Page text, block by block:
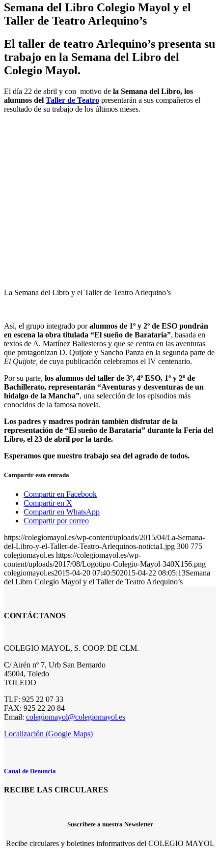
Semana del Libro Colegio Mayol y el
Taller de Teatro Arlequino’s
El taller de teatro Arlequino’s presenta su
trabajo en la Semana del Libro del
Colegio Mayol.
El día 22 de abril y con motivo de la Semana del Libro, los
alumnos del Taller de Teatro presentarán a sus compañeros el
resultado de su trabajo de los últimos meses.
La Semana del Libro y el Taller de Teatro Arlequino’s
Así, el grupo integrado poralumnos de 1º y 2º de ESO pondrán
en escena la obra titulada “El sueño de Barataria”, basada en
textos de A. Martínez Ballesteros y que se centra en las aventuras
que protagonizan D. Quijote y Sancho Panza en la segunda parte de
El Quijote, de cuya publicación celebramos el IV centenario.
Por su parte, los alumnos del taller de 3º, 4º ESO, 1º y 2º de
Bachillerato, representarán “Aventuras y desventuras de un
hidalgo de la Mancha”, una selección de los episodios más
conocidos de la famosa novela.
Los padres y madres podrán también disfrutar de la
representación de “El sueño de Barataria” durante la Feria del
Libro, el 23 de abril por la tarde.
Esperamos que nuestro trabajo sea del agrado de todos.
Compartir esta entrada
Compartir en Facebook
Compartir en X
Compartir en WhatsApp
Compartir por correo
https://colegiomayol.es/wp-content/uploads/2015/04/La-Semana-
del-Libro-y-el-Taller-de-Teatro-Arlequinos-noticia1.jpg 300 775
colegiomayol.es https://colegiomayol.es/wp-
content/uploads/2017/08/Logotipo-Colegio-Mayol-340X156.png
colegiomayol.es2015-04-20 07:40:502015-04-22 08:05:13Semana
del Libro Colegio Mayol y el Taller de Teatro Arlequino’s
CONTÁCTANOS
COLEGIO MAYOL, S. COOP. DE CLM.
C/ Airén nº 7, Urb San Bernardo
45004, Toledo
TOLEDO
TLF: 925 22 07 33
FAX: 925 22 20 84
Email: colegiomayol@colegiomayol.es
Localización (Google Maps)
Canal de Denuncia
RECIBE LAS CIRCULARES
Suscríbete a nuestra Newsletter
Recibe circulares y boletines informativos del COLEGIO MAYOL